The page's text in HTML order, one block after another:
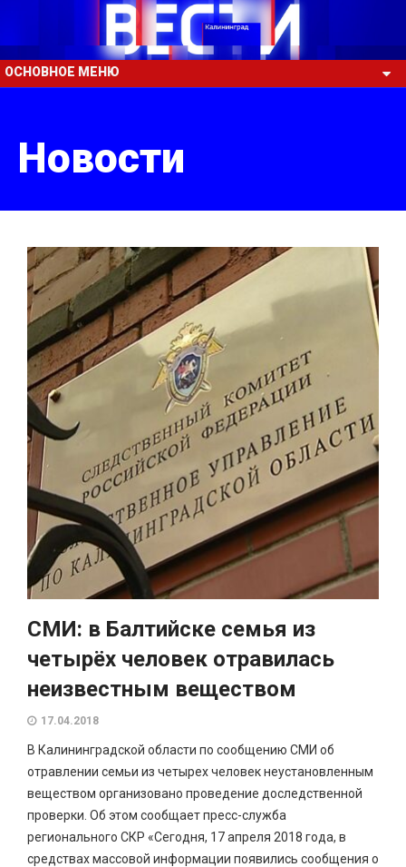
ОСНОВНОЕ МЕНЮ
Новости
СМИ: в Балтийске семья из
четырёх человек отравилась
неизвестным веществом
17.04.2018
В Калининградской области по сообщению СМИ об
отравлении семьи из четырех человек неустановленным
веществом организовано проведение доследственной
проверки. Об этом сообщает пресс-служба
регионального СКР «Сегодня, 17 апреля 2018 года, в
средствах массовой информации появились сообщения о